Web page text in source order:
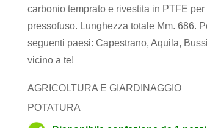
carbonio temprato e rivestita in PTFE
pressofuso. Lunghezza totale Mm. 686.
seguenti paesi: Capestrano, Aquila,
vicino a te!
AGRICOLTURA E GIARDINAGGIO
POTATURA